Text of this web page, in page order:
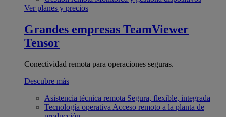
Ver planes y precios
Grandes empresas TeamViewer
Tensor
Conectividad remota para operaciones seguras.
Descubre más
Asistencia técnica remota Segura, flexible, integrada
Tecnología operativa Acceso remoto a la planta de